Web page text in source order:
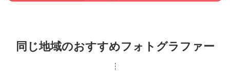
同じ地域のおすすめフォトグラファー